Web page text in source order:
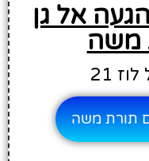
אל גן
משה
21
תורת משה